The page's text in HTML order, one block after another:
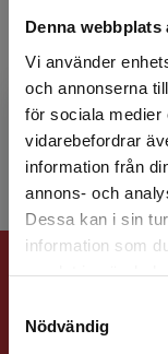
Denna webbplats
Vi använder
och annonserna
för sociala medier
vidarebefordrar
information från
annons- och
Dessa kan i sin
information som
Nödvändig
Det verkar
Vi erbjuder
att kunna
Anders
inbyggda
Medicinteknik